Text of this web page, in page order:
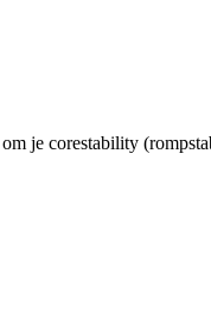
je corestability